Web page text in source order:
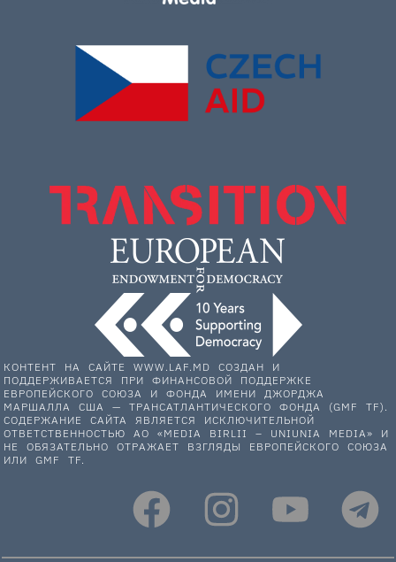
КОНТЕНТ НА САЙТЕ WWW.LAF.MD СОЗДАН И
ПОДДЕРЖИВАЕТСЯ ПРИ ФИНАНСОВОЙ ПОДДЕРЖКЕ
ЕВРОПЕЙСКОГО СОЮЗА И ФОНДА ИМЕНИ ДЖОРДЖА
МАРШАЛЛА США — ТРАНСАТЛАНТИЧЕСКОГО ФОНДА (GMF TF).
СОДЕРЖАНИЕ САЙТА ЯВЛЯЕТСЯ ИСКЛЮЧИТЕЛЬНОЙ
ОТВЕТСТВЕННОСТЬЮ АО «MEDIA BIRLII – UNIUNIA MEDIA» И
НЕ ОБЯЗАТЕЛЬНО ОТРАЖАЕТ ВЗГЛЯДЫ ЕВРОПЕЙСКОГО СОЮЗА
ИЛИ GMF TF.